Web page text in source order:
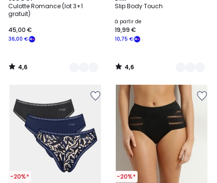
Culotte Romance (lot 3+1
gratuit)
36,00 €
45,00 €
/ 5
Couleurs
4,6
/
Slip Body Touch
à partir de
10,75 €
19,99 €
/ 5
Couleurs
4,6
/
-20%* -20%*